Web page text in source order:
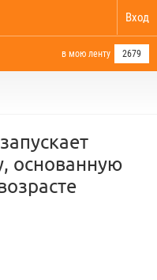
Вход
в мою ленту 2679
основанную